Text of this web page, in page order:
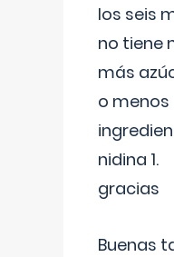
los seis
no tiene
más
o
nidina 1.
gracias
Buenas